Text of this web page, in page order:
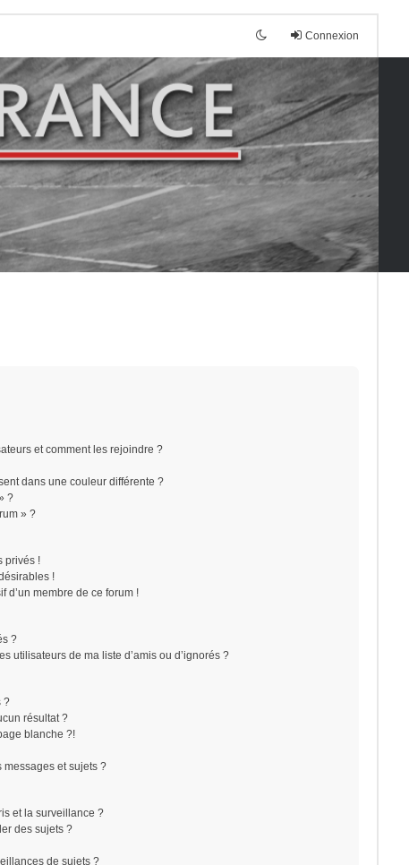
Connexion
et comment les rejoindre ?
dans une couleur différente ?
?
» ?
privés !
!
d’un membre de ce forum !
?
utilisateurs de ma liste d’amis ou d’ignorés ?
?
résultat ?
blanche ?!
messages et sujets ?
et la surveillance ?
des sujets ?
de sujets ?